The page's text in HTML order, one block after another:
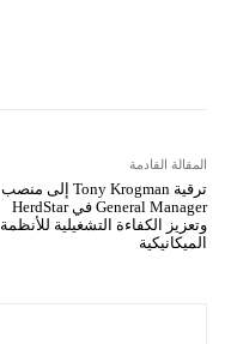
المقالة القادمة
ترقية Tony Krogman إلى منصب
General Manager في HerdStar
وتعزيز الكفاءة التشغيلية للأنظمة
الميكانيكية